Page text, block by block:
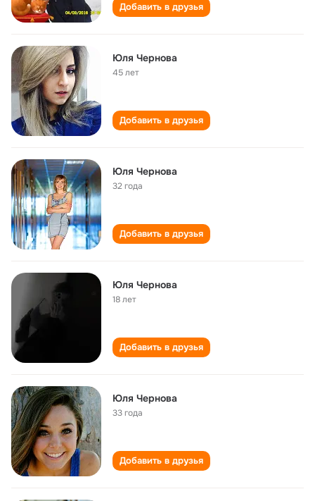
Добавить в друзья
Юля Чернова
45 лет
Добавить в друзья
Юля Чернова
32 года
Добавить в друзья
Юля Чернова
18 лет
Добавить в друзья
Юля Чернова
33 года
Добавить в друзья